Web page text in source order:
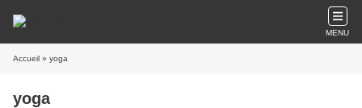
MENU
Accueil » yoga
yoga